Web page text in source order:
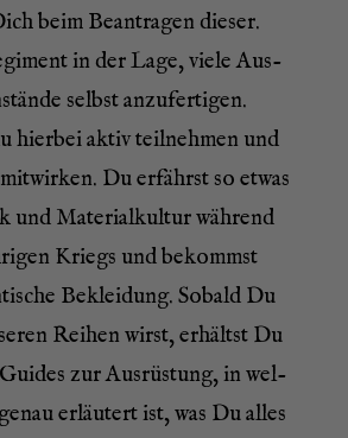
beim Bean­tra­gen die­ser.
in der Lage, vie­le Aus­
selbst anzu­fer­ti­gen.
hier­bei aktiv teil­neh­men und
Du erfährst so etwas
und Mate­ri­al­kul­tur wäh­rend
Kriegs und bekommst
Beklei­dung. Sobald Du
Rei­hen wirst, erhältst Du
zur Aus­rüs­tung, in wel­
erläu­tert ist, was Du alles